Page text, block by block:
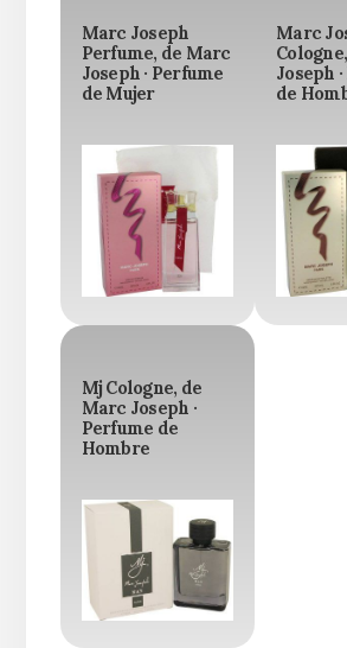
Marc Joseph
Perfume, de Marc
Joseph · Perfume
de Mujer
Marc
Joseph
de
Mj Cologne, de
Marc Joseph ·
Perfume de
Hombre